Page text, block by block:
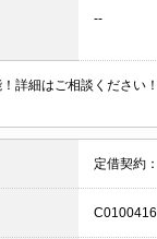
--
詳細はご相談ください
定借契約